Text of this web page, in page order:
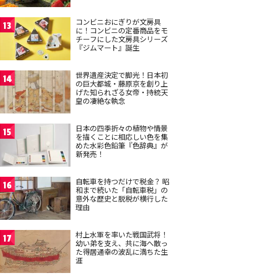
13
コンビニおにぎりが文房具
に！コンビニの定番商品をモ
チーフにした文房具シリーズ
『ジムマート』誕生
14
世界遺産決定で脚光！日本初
の巨大都城・藤原京を創り上
げた知られざる女帝・持統天
皇の凄絶な執念
15
日本の四季折々の植物や情景
を描くことに相応しい色を集
めた水彩色鉛筆『色辞典』が
新発売！
16
自転車を持つだけで税金？ 昭
和まで続いた「自転車税」の
意外な歴史と脱税が横行した
理由
17
村上水軍を率いた戦国武将！
幼い弟を支え、共に海へ散っ
た得居通幸の波乱に満ちた生
涯